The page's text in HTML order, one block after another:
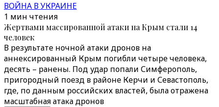
ВОЙНА В УКРАИНЕ
1 мин чтения
Жертвами массированной атаки на Крым стали 14
человек
В результате ночной атаки дронов на
аннексированный Крым погибли четыре человека,
десять – ранены. Под удар попали Симферополь,
пригородный поезд в районе Керчи и Севастополь,
где, по данным российских властей, была отражена
масштабная атака дронов